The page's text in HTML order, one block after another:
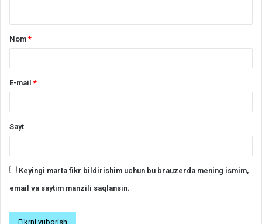
Nom*
E-mail*
Sayt
Keyingi marta fikr bildirishim uchun bu brauzerda mening ismim,
email va saytim manzili saqlansin.